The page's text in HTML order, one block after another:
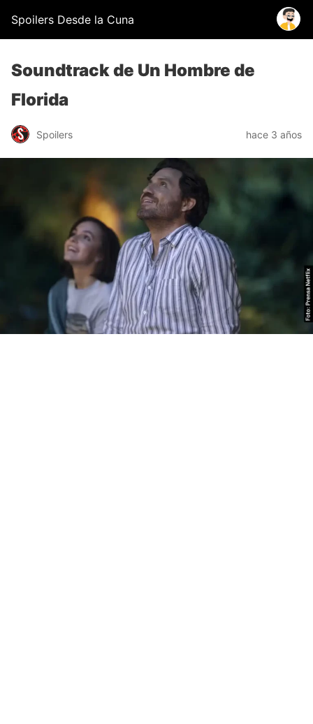
Spoilers Desde la Cuna
Soundtrack de Un Hombre de
Florida
Spoilers hace 3 años